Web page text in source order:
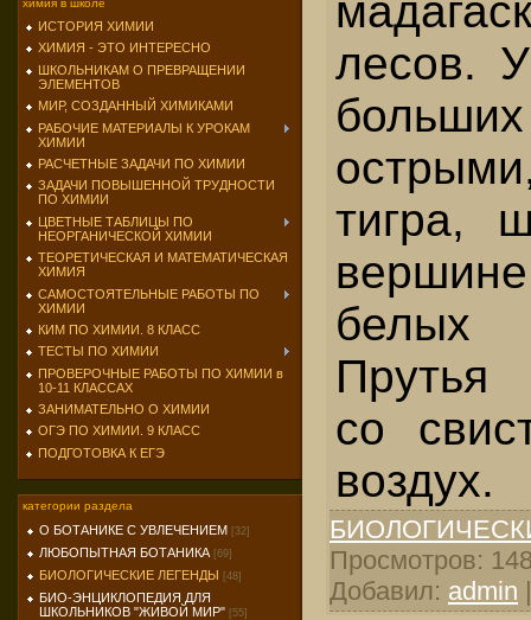
химия в школе
ИСТОРИЯ ХИМИИ
ХИМИЯ - ЭТО ИНТЕРЕСНО
ШКОЛЬНИКАМ О ПРЕВРАЩЕНИИ
ЭЛЕМЕНТОВ
МИР, СОЗДАННЫЙ ХИМИКАМИ
РАБОЧИЕ МАТЕРИАЛЫ К УРОКАМ
ХИМИИ
РАСЧЕТНЫЕ ЗАДАЧИ ПО ХИМИИ
ЗАДАЧИ ПОВЫШЕННОЙ ТРУДНОСТИ
ПО ХИМИИ
ЦВЕТНЫЕ ТАБЛИЦЫ ПО
НЕОРГАНИЧЕСКОЙ ХИМИИ
ТЕОРЕТИЧЕСКАЯ И МАТЕМАТИЧЕСКАЯ
ХИМИЯ
САМОСТОЯТЕЛЬНЫЕ РАБОТЫ ПО
ХИМИИ
КИМ ПО ХИМИИ. 8 КЛАСС
ТЕСТЫ ПО ХИМИИ
ПРОВЕРОЧНЫЕ РАБОТЫ ПО ХИМИИ в
10-11 КЛАССАХ
ЗАНИМАТЕЛЬНО О ХИМИИ
ОГЭ ПО ХИМИИ. 9 КЛАСС
ПОДГОТОВКА К ЕГЭ
категории раздела
О БОТАНИКЕ С УВЛЕЧЕНИЕМ [32]
ЛЮБОПЫТНАЯ БОТАНИКА [69]
БИОЛОГИЧЕСКИЕ ЛЕГЕНДЫ [48]
БИО-ЭНЦИКЛОПЕДИЯ ДЛЯ
ШКОЛЬНИКОВ "ЖИВОЙ МИР" [55]
лесов.
тигра,
Прутья
со
воздух.
Просмотров:
Добавил: admin